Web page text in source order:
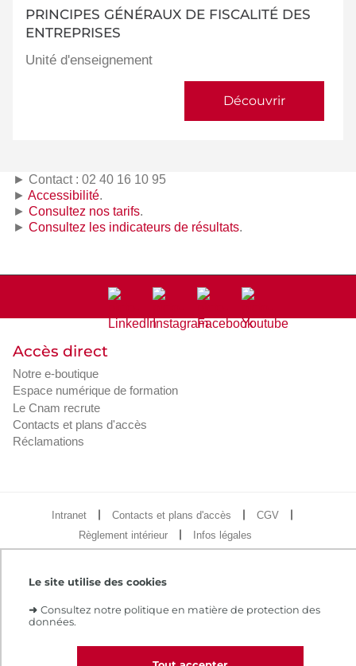
Le site utilise des cookies
➜ Consultez notre politique en matière de protection des
données.
PRINCIPES GÉNÉRAUX DE FISCALITÉ DES
ENTREPRISES
Unité d'enseignement
Découvrir
► Contact : 02 40 16 10 95
► Accessibilité.
► Consultez nos tarifs.
► Consultez les indicateurs de résultats.
Accès direct
Notre e-boutique
Espace numérique de formation
Le Cnam recrute
Contacts et plans d'accès
Réclamations
Intranet Contacts et plans d'accès
CGV
Règlement intérieur
Infos légales